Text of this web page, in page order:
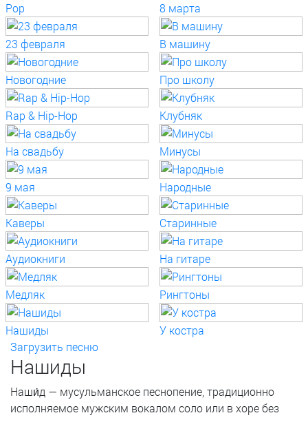
Pop 8 марта
23 февраля В машину
Новогодние Про школу
Rap & Hip-Hop Клубняк
На свадьбу Минусы
9 мая Народные
Каверы Старинные
Аудиокниги На гитаре
Медляк Рингтоны
Нашиды
У костра
Загрузить песню
Нашиды
Наши́д — мусульманское песнопение, традиционно
исполняемое мужским вокалом соло или в хоре без